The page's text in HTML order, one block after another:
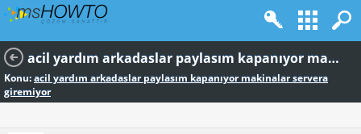
acil yardım arkadaslar paylasım kapanıyor makinalar servera giremiyor
Konu:acil yardım arkadaslar paylasım kapanıyor makinalar servera
giremiyor